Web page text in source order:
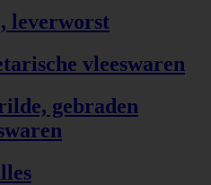
leverworst
vleeswaren
gebraden